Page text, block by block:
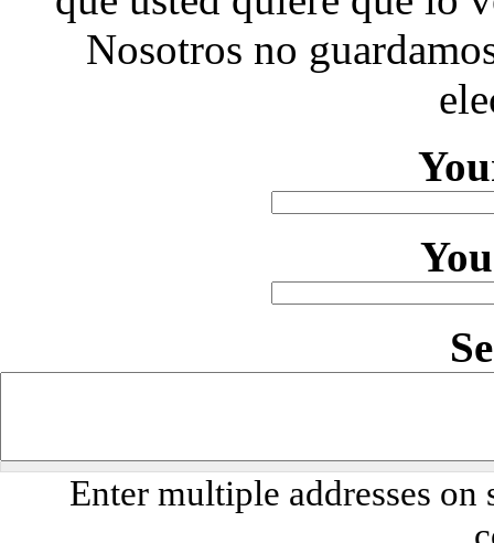
Nosotros no
Enter multiple addresses on